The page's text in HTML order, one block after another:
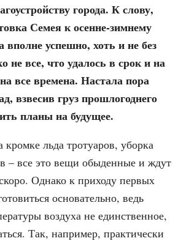
города. К слову,
Семея к осенне-зимнему
вполне успешно, хоть и не без
не все, что удалось в срок и на
все времена. Настала пора
взвесив груз прошлогоднего
планы на будущее.
льда тротуаров, уборка
– все это вещи обыденные и ждут
Однако к приходу первых
основательно, ведь
воздуха не единственное,
Так, например, практически